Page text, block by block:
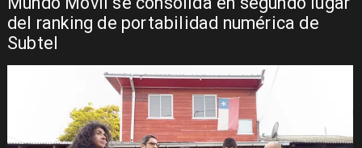
del ranking de portabilidad numérica de
Subtel